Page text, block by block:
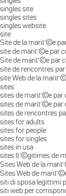
singles site
singles sites
singles website
site
Site de la mariГ©e
site de mariГ©e par
Site de mariГ©e par
site de rencontres
site Web de la
sites
sites de mariГ©e
sites de mariГ©e par
sites de rencontres
sites for adults
sites for people
sites for singles
sites in usa
sites lГ©gitimes de
Sites Web de la
Sites Web de
siti di sposa legittimi
siti web per